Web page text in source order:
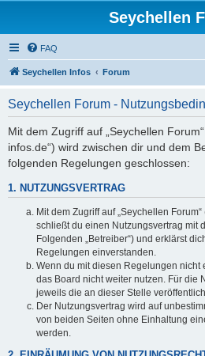
Seychellen
FAQ
Seychellen Infos Forum
Seychellen Forum -
Mit dem Zugriff auf „Seychellen
infos.de“) wird zwischen dir und dem
folgenden Regelungen geschlossen:
1. NUTZUNGSVERTRAG
Mit dem Zugriff auf „Seychellen
schließt du einen Nutzungsvertrag mit
Folgenden „Betreiber“) und erklärst
Regelungen einverstanden.
Wenn du mit diesen Regelungen nicht
das Board nicht weiter nutzen. Für die
jeweils die an dieser Stelle
Der Nutzungsvertrag wird auf
von beiden Seiten ohne Einhaltung
werden.